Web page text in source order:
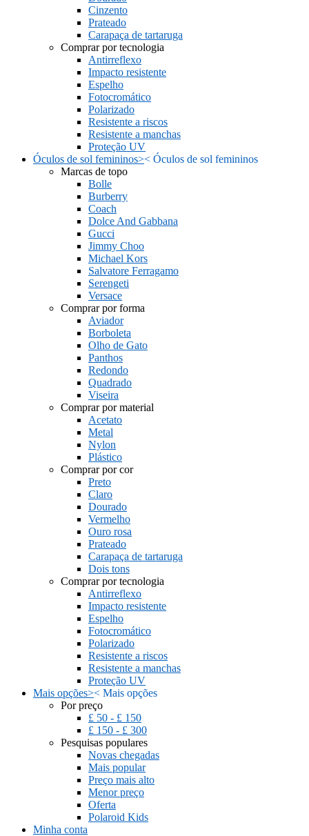
Cinzento
Prateado
Carapaça de tartaruga
Comprar por tecnologia
Antirreflexo
Impacto resistente
Espelho
Fotocromático
Polarizado
Resistente a riscos
Resistente a manchas
Proteção UV
Óculos de sol femininos>< Óculos de sol femininos
Marcas de topo
Bolle
Burberry
Coach
Dolce And Gabbana
Gucci
Jimmy Choo
Michael Kors
Salvatore Ferragamo
Serengeti
Versace
Comprar por forma
Aviador
Borboleta
Olho de Gato
Panthos
Redondo
Quadrado
Viseira
Comprar por material
Acetato
Metal
Nylon
Plástico
Comprar por cor
Preto
Claro
Dourado
Vermelho
Ouro rosa
Prateado
Carapaça de tartaruga
Dois tons
Comprar por tecnologia
Antirreflexo
Impacto resistente
Espelho
Fotocromático
Polarizado
Resistente a riscos
Resistente a manchas
Proteção UV
Mais opções>< Mais opções
Por preço
£ 50 - £ 150
£ 150 - £ 300
Pesquisas populares
Novas chegadas
Mais popular
Preço mais alto
Menor preço
Oferta
Polaroid Kids
Minha conta